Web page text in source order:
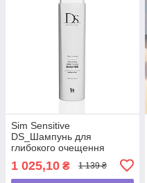
Sim Sensitive
DS_Шампунь для
глибокого очещення
250 мл
1 025,10 ₴ 1 139 ₴